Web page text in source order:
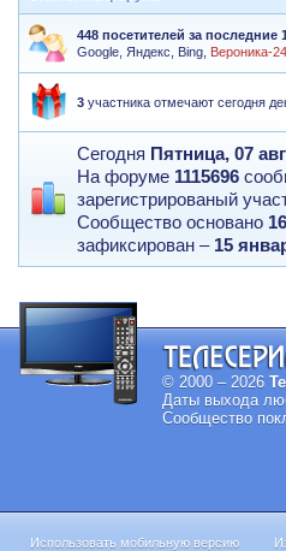
448 посетителей за последние
Google ,Яндекс Bing Вероника-
3 участника отмечают сегодня
Сегодня Пятница, 07
На форуме 1115696
зарегистрированый
Сообщество основано
зафиксирован – 15
© 2000 – 2026
Даты выхода
Сообщество
Использовать мобильную версию